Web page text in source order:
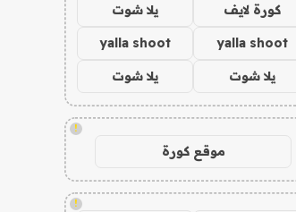
كورة لايف يلا شوت
yalla shoot
yalla shoot
يلا شوت يلا شوت
!
موقع كورة
!